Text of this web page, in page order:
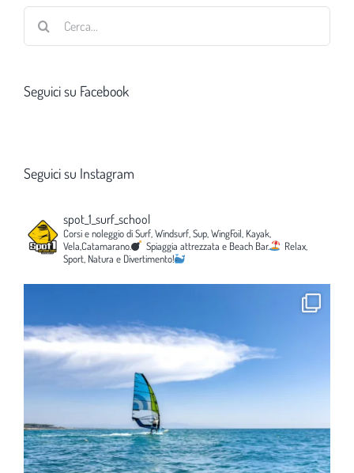
Seguici su Facebook
Seguici su Instagram
spot_1_surf_school
Corsi e noleggio di Surf, Windsurf, Sup, WingFoil, Kayak,
Vela,Catamarano.
Spiaggia attrezzata e Beach Bar.
Relax,
Sport, Natura e Divertimento!